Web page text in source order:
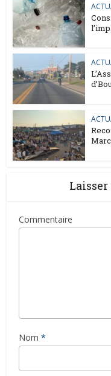
Commentaire
Nom *